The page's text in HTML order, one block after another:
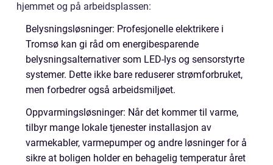
hjemmet og på arbeidsplassen:
Belysningsløsninger: Profesjonelle elektrikere i
Tromsø kan gi råd om energibesparende
belysningsalternativer som LED-lys og sensorstyrte
systemer. Dette ikke bare reduserer strømforbruket,
men forbedrer også arbeidsmiljøet.
Oppvarmingsløsninger: Når det kommer til varme,
tilbyr mange lokale tjenester installasjon av
varmekabler, varmepumper og andre løsninger for å
sikre at boligen holder en behagelig temperatur året